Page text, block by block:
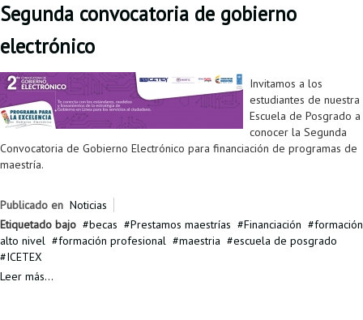
Segunda convocatoria de gobierno
electrónico
Invitamos a los
estudiantes de nuestra
Escuela de Posgrado a
conocer la Segunda
Convocatoria de Gobierno Electrónico para financiación de programas de
maestría.
Publicado en Noticias
Etiquetado bajo
becas Prestamos maestrías Financiación
formación
alto nivel
formación profesional maestria
escuela de posgrado
ICETEX
Leer más...